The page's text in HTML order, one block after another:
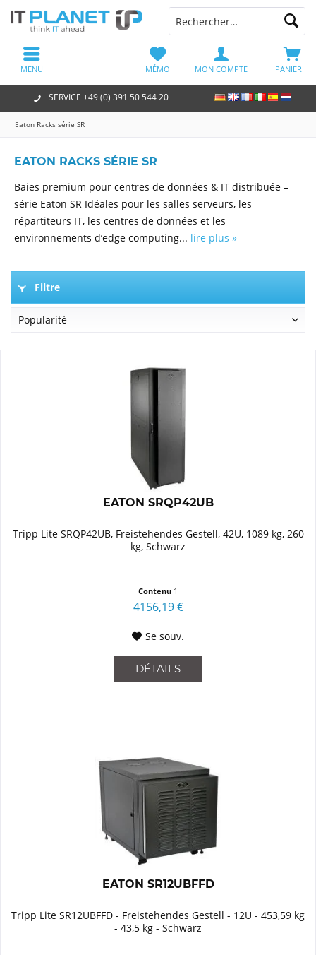
SERVICE +49 (0) 391 50 544 20
PANIER
MÉMO MON COMPTE
MENU
Eaton Racks série SR
EATON RACKS SÉRIE SR
Baies premium pour centres de données & IT distribuée –
série Eaton SR Idéales pour les salles serveurs, les
répartiteurs IT, les centres de données et les
environnements d’edge computing... lire plus »
Filtre
EATON SRQP42UB
Tripp Lite SRQP42UB, Freistehendes Gestell, 42U, 1089 kg, 260
kg, Schwarz
Contenu 1
4156,19 €
Se souv.
DÉTAILS
EATON SR12UBFFD
Tripp Lite SR12UBFFD - Freistehendes Gestell - 12U - 453,59 kg
- 43,5 kg - Schwarz